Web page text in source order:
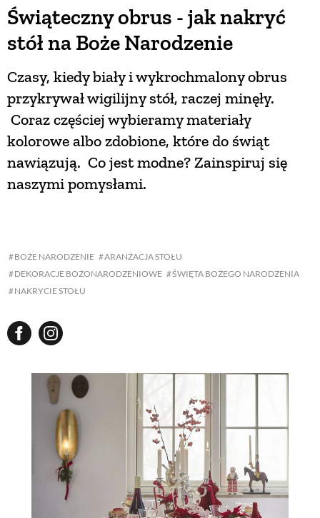
Świąteczny obrus - jak nakryć
stół na Boże Narodzenie
BOŻE NARODZENIE
ARANŻACJA STOŁU
DEKORACJE BOŻONARODZENIOWE
ŚWIĘTA BOŻEGO NARODZENIA
NAKRYCIE STOŁU
Czasy, kiedy biały i wykrochmalony obrus
przykrywał wigilijny stół, raczej minęły.
Coraz częściej wybieramy materiały
kolorowe albo zdobione, które do świąt
nawiązują. Co jest modne? Zainspiruj się
naszymi pomysłami.